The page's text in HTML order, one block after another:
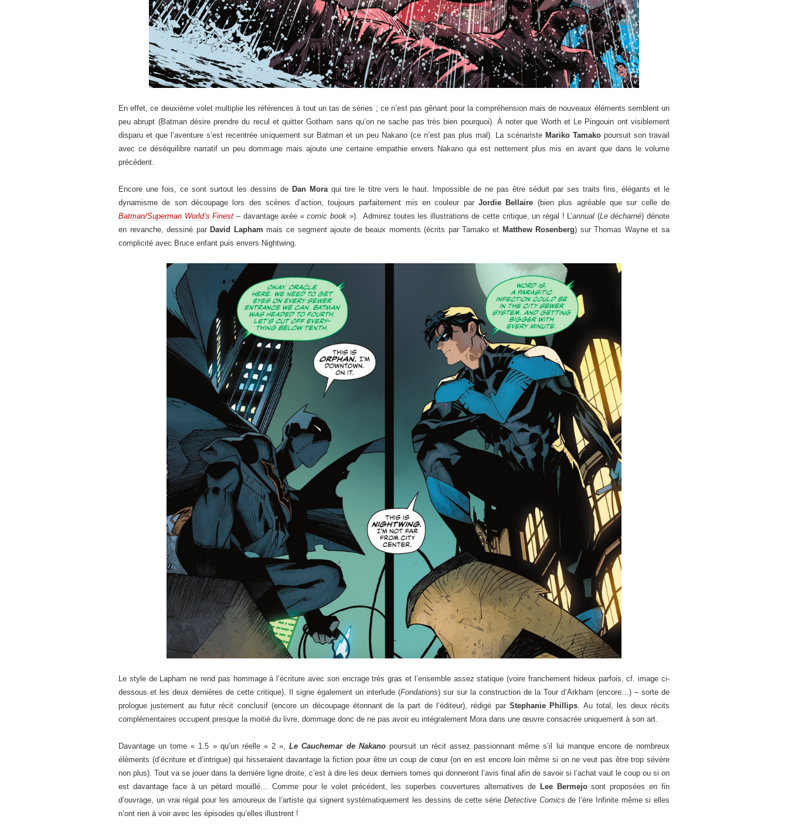
En effet, ce deuxième volet multiplie les références à tout un tas de séries ; ce n’est pas gênant pour la compréhension mais de nouveaux éléments semblent un
peu abrupt (Batman désire prendre du recul et quitter Gotham sans qu’on ne sache pas très bien pourquoi). À noter que Worth et Le Pingouin ont visiblement
disparu et que l’aventure s’est recentrée uniquement sur Batman et un peu Nakano (ce n’est pas plus mal). La scénariste Mariko Tamakopoursuit son travail
avec ce déséquilibre narratif un peu dommage mais ajoute une certaine empathie envers Nakano qui est nettement plus mis en avant que dans le volume
précédent.
Encore une fois, ce sont surtout les dessins de Dan Moraqui tire le titre vers le haut. Impossible de ne pas être séduit par ses traits fins, élégants et le
dynamisme de son découpage lors des scènes d’action, toujours parfaitement mis en couleur parJordie Bellaire (bien plus agréable que sur celle de
Batman/Superman World’s Finest – davantage axée «comic book »). Admirez toutes les illustrations de cette critique, un régal ! L’annual (Le décharné) dénote
en revanche, dessiné par David Lapham mais ce segment ajoute de beaux moments (écrits par Tamako et Matthew Rosenberg) sur Thomas Wayne et sa
complicité avec Bruce enfant puis envers Nightwing.
Le style de Lapham ne rend pas hommage à l’écriture avec son encrage très gras et l’ensemble assez statique (voire franchement hideux parfois, cf. image ci-
dessous et les deux dernières de cette critique). Il signe également un interlude (Fondations) sur sur la construction de la Tour d’Arkham (encore…) – sorte de
prologue justement au futur récit conclusif (encore un découpage étonnant de la part de l’éditeur), rédigé par Stephanie Phillips . Au total, les deux récits
complémentaires occupent presque la moitié du livre, dommage donc de ne pas avoir eu intégralement Mora dans une œuvre consacrée uniquement à son art.
Davantage un tome « 1.5 » qu’un réelle « 2 »,Le Cauchemar de Nakano poursuit un récit assez passionnant même s’il lui manque encore de nombreux
éléments (d’écriture et d’intrigue) qui hisseraient davantage la fiction pour être un coup de cœur (on en est encore loin même si on ne veut pas être trop sévère
non plus). Tout va se jouer dans la dernière ligne droite, c’est à dire les deux derniers tomes qui donneront l’avis final afin de savoir si l’achat vaut le coup ou si on
est davantage face à un pétard mouillé… Comme pour le volet précédent, les superbes couvertures alternatives de Lee Bermejosont proposées en fin
d’ouvrage, un vrai régal pour les amoureux de l’artiste qui signent systématiquement les dessins de cette série Detective Comics de l’ère Infinite même si elles
n’ont rien à voir avec les épisodes qu’elles illustrent !